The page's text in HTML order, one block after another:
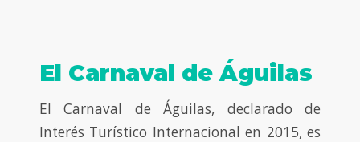
El Carnaval de Águilas
El Carnaval de Águilas, declarado de
Interés Turístico Internacional en 2015, es